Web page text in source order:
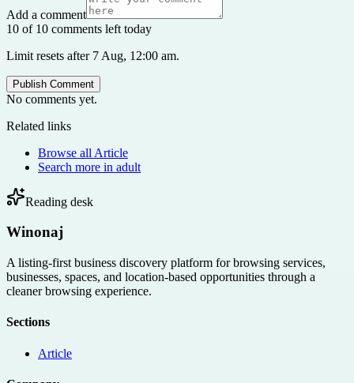
Add a comment
10 of 10 comments left today
Limit resets after 7 Aug, 12:00 am.
Publish Comment
No comments yet.
Related links
Browse all Article
Search more in adult
Reading desk
Winonaj
A listing-first business discovery platform for browsing services,
businesses, spaces, and location-based opportunities through a
cleaner browsing experience.
Sections
Article